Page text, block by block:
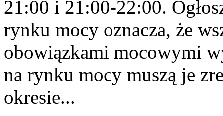
21:00 i 21:00-22:00.
rynku mocy oznacza, że
obowiązkami mocowymi
na rynku mocy muszą je
okresie...